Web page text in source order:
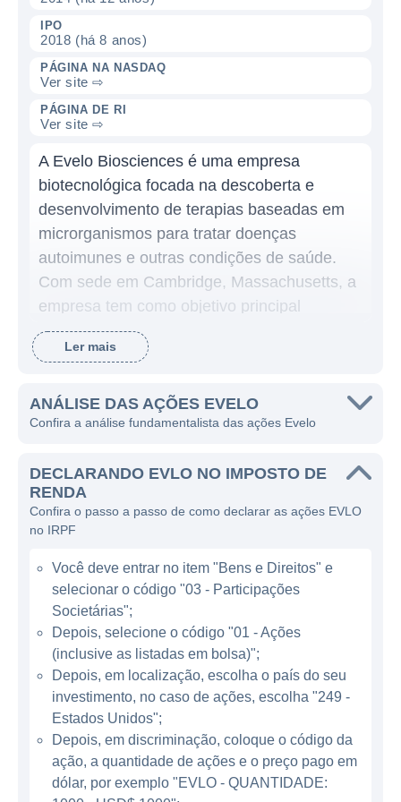
IPO
2018 (há 8 anos)
PÁGINA NA NASDAQ
Ver site ⇨
PÁGINA DE RI
Ver site ⇨
A Evelo Biosciences é uma empresa
biotecnológica focada na descoberta e
desenvolvimento de terapias baseadas em
microrganismos para tratar doenças
autoimunes e outras condições de saúde.
Com sede em Cambridge, Massachusetts, a
empresa tem como objetivo principal
desenvolver tratamentos inovadores que
possam modificar o funcionamento do
únicas que envolvem a modulação da
microbiota intestinal.
A Evelo concentrava suas pesquisas no
desenvolvimento de produtos terapêuticos
baseados em microrganismos,
especialmente os que habitam o trato
gastrointestinal. Ao explorar o impacto que
essas comunidades de microrganismos têm
no corpo humano, a empresa busca criar
terapias que não apenas tratem os sintomas
das doenças, mas que também ofereçam
soluções duradouras, atacando a origem dos
problemas de saúde.
ATUAÇÃO DA EVELO
A Evelo principalmente foca no tratamento
Ler mais
ANÁLISE DAS AÇÕES EVELO
Confira a análise fundamentalista das ações Evelo
DECLARANDO EVLO NO IMPOSTO DE
RENDA
Confira o passo a passo de como declarar as ações EVLO
no IRPF
Você deve entrar no item "Bens e Direitos" e
selecionar o código "03 - Participações
Societárias";
Depois, selecione o código "01 - Ações
(inclusive as listadas em bolsa)";
Depois, em localização, escolha o país do seu
investimento, no caso de ações, escolha "249 -
Estados Unidos";
Depois, em discriminação, coloque o código da
ação, a quantidade de ações e o preço pago em
dólar, por exemplo "EVLO - QUANTIDADE: